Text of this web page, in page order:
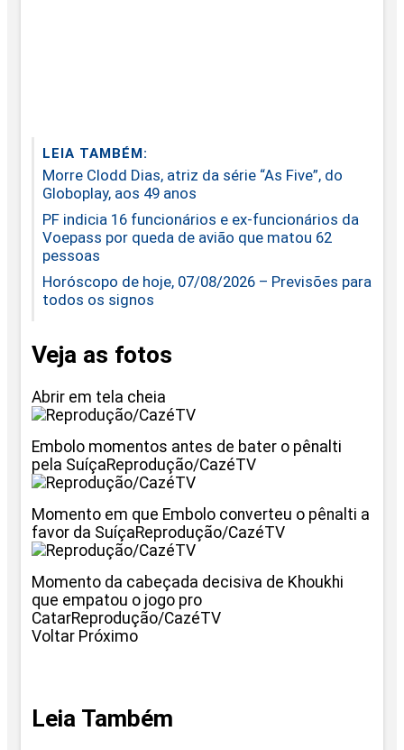
LEIA TAMBÉM:
Morre Clodd Dias, atriz da série “As Five”, do
Globoplay, aos 49 anos
PF indicia 16 funcionários e ex-funcionários da
Voepass por queda de avião que matou 62
pessoas
Horóscopo de hoje, 07/08/2026 – Previsões para
todos os signos
Veja as fotos
Abrir em tela cheia
Embolo momentos antes de bater o pênalti
pela SuíçaReprodução/CazéTV
Momento em que Embolo converteu o pênalti a
favor da SuíçaReprodução/CazéTV
Momento da cabeçada decisiva de Khoukhi
que empatou o jogo pro
CatarReprodução/CazéTV
Voltar Próximo
Leia Também